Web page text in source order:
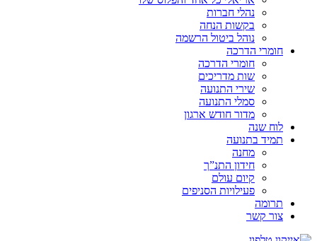
נהלי חברות
בקשות הנחה
נוהל ביטול הרשמה
חומרי הדרכה
חומרי הדרכה
שות מדריכים
שירי התנועה
סמלי התנועה
מדור חודש ארגון
לוח שנה
תמיד בתנועה
מחנה
חידון התנ”ך
קיום עולם
פעילויות הסניפים
תרומה
צור קשר